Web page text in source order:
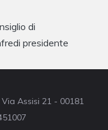
di
presidente
Assisi 21 - 00181